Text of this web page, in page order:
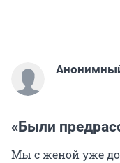
«Были
Мы с женой уже